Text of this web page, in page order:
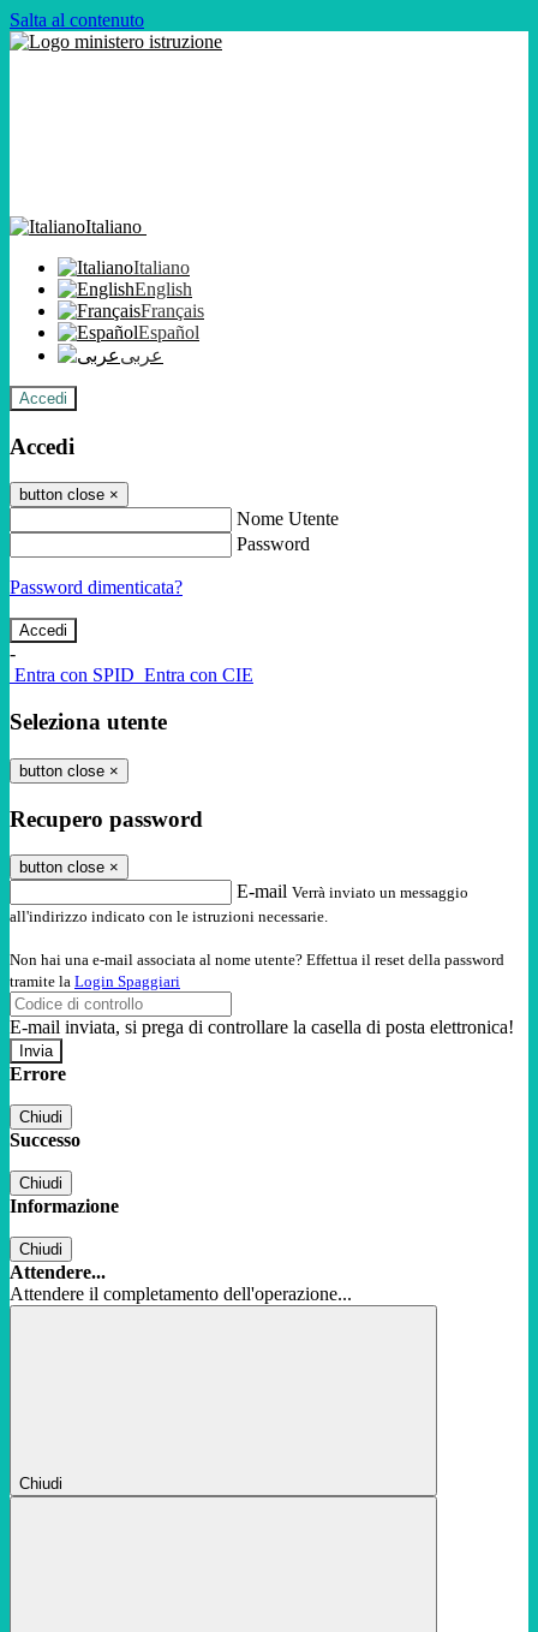
Salta al contenuto
Italiano
Italiano
English
Français
Español
عربى
Accedi
Accedi
button close ×
Nome Utente
Password
Password dimenticata?
-
Entra con SPID Entra con CIE
Seleziona utente
button close ×
Recupero password
button close ×
E-mail Verrà inviato un messaggio
all'indirizzo indicato con le istruzioni necessarie.
Non hai una e-mail associata al nome utente? Effettua il reset della password
tramite la Login Spaggiari
E-mail inviata, si prega di controllare la casella di posta elettronica!
Errore
Chiudi
Successo
Chiudi
Informazione
Chiudi
Attendere...
Attendere il completamento dell'operazione...
Chiudi